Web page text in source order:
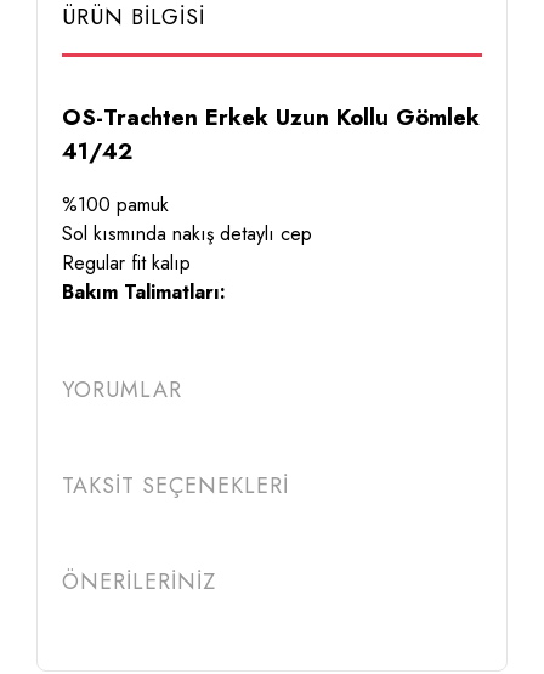
ÜRÜN BİLGİSİ
OS-Trachten Erkek Uzun Kollu Gömlek
41/42
%100 pamuk
Sol kısmında nakış detaylı cep
Regular fit kalıp
Bakım Talimatları:
YORUMLAR
TAKSİT SEÇENEKLERİ
ÖNERİLERİNİZ